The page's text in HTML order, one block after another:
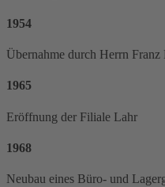
1954
Übernahme durch Herrn Franz
1965
Eröffnung der Filiale Lahr
1968
Neubau eines Büro- und